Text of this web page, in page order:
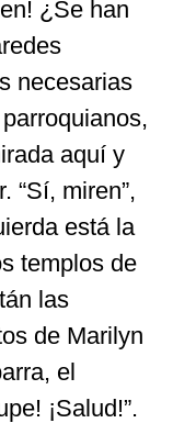
¿Se han
necesarias
aquí y
“Sí, miren”,
está la
templos de
las
de Marilyn
el
¡Salud!”.